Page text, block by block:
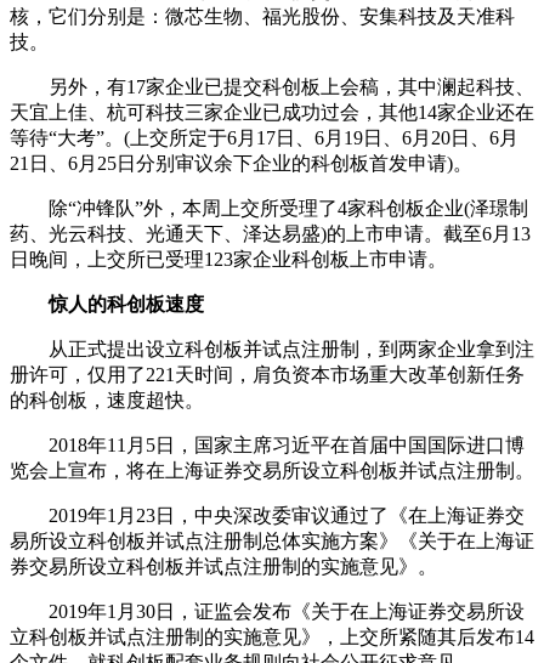
核，它们分别是：微芯生物、福光股份、安集科技及天准科
技。
另外，有17家企业已提交科创板上会稿，其中澜起科技、
天宜上佳、杭可科技三家企业已成功过会，其他14家企业还在
等待“大考”。(上交所定于6月17日、6月19日、6月20日、6月
21日、6月25日分别审议余下企业的科创板首发申请)。
除“冲锋队”外，本周上交所受理了4家科创板企业(泽璟制
药、光云科技、光通天下、泽达易盛)的上市申请。截至6月13
日晚间，上交所已受理123家企业科创板上市申请。
惊人的科创板速度
从正式提出设立科创板并试点注册制，到两家企业拿到注
册许可，仅用了221天时间，肩负资本市场重大改革创新任务
的科创板，速度超快。
2018年11月5日，国家主席习近平在首届中国国际进口博
览会上宣布，将在上海证券交易所设立科创板并试点注册制。
2019年1月23日，中央深改委审议通过了《在上海证券交
易所设立科创板并试点注册制总体实施方案》《关于在上海证
券交易所设立科创板并试点注册制的实施意见》。
2019年1月30日，证监会发布《关于在上海证券交易所设
立科创板并试点注册制的实施意见》，上交所紧随其后发布14